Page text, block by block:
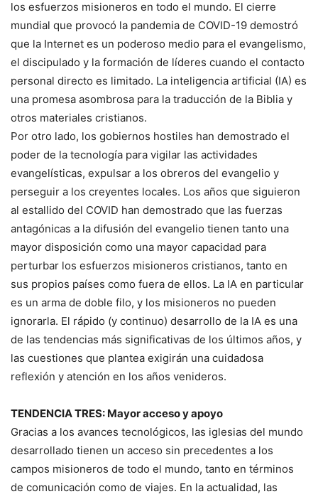
los esfuerzos misioneros en todo el mundo. El cierre
mundial que provocó la pandemia de COVID-19 demostró
que la Internet es un poderoso medio para el evangelismo,
el discipulado y la formación de líderes cuando el contacto
personal directo es limitado. La inteligencia artificial (IA) es
una promesa asombrosa para la traducción de la Biblia y
otros materiales cristianos.
Por otro lado, los gobiernos hostiles han demostrado el
poder de la tecnología para vigilar las actividades
evangelísticas, expulsar a los obreros del evangelio y
perseguir a los creyentes locales. Los años que siguieron
al estallido del COVID han demostrado que las fuerzas
antagónicas a la difusión del evangelio tienen tanto una
mayor disposición como una mayor capacidad para
perturbar los esfuerzos misioneros cristianos, tanto en
sus propios países como fuera de ellos. La IA en particular
es un arma de doble filo, y los misioneros no pueden
ignorarla. El rápido (y continuo) desarrollo de la IA es una
de las tendencias más significativas de los últimos años, y
las cuestiones que plantea exigirán una cuidadosa
reflexión y atención en los años venideros.
TENDENCIA TRES: Mayor acceso y apoyo
Gracias a los avances tecnológicos, las iglesias del mundo
desarrollado tienen un acceso sin precedentes a los
campos misioneros de todo el mundo, tanto en términos
de comunicación como de viajes. En la actualidad, las